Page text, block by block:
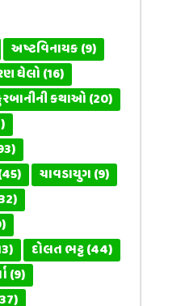
અષ્ટવિનાયક(9)
ઘેલો(16)
કથાઓ(20)
ચાવડાયુગ(9)
દોલત ભટ્ટ(44)
(9)